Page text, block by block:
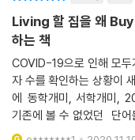
Living 할 집을 왜
하는 책
COVID-19으로 인해 모두
자 수를 확인하는 상황이
에 동학개미, 서학개미,
기존에 볼 수 없었던 단어
도 사야 하나 하는 압박을